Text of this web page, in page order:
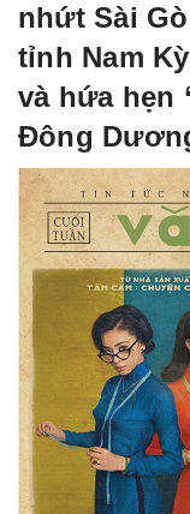
nhứt Sài
tỉnh Nam
và hứa hẹn
Đông